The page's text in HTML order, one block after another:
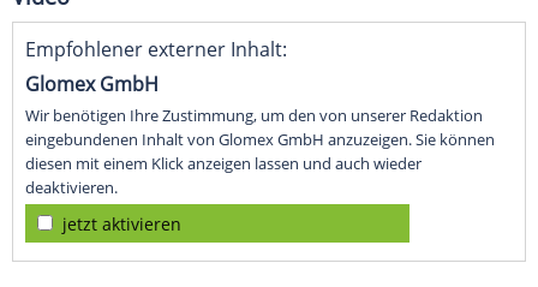
Empfohlener externer Inhalt:
Glomex GmbH
Wir benötigen Ihre Zustimmung, um den von unserer Redaktion
eingebundenen Inhalt von Glomex GmbH anzuzeigen. Sie können
diesen mit einem Klick anzeigen lassen und auch wieder
deaktivieren.
jetzt aktivieren